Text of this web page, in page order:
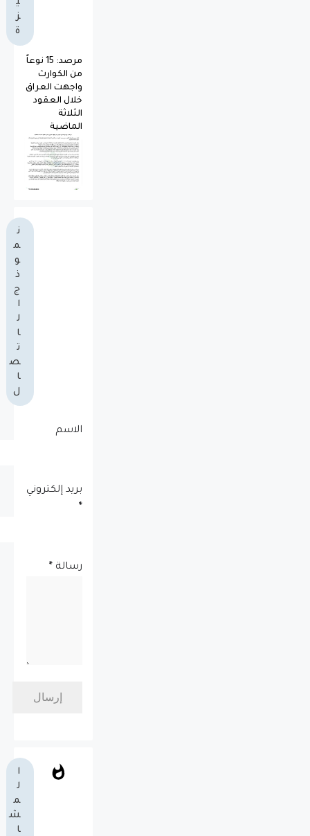
ي
ز
ة
مرصد: 15 نوعاً
من الكوارث
واجهت العراق
خلال العقود
الثلاثة
الماضية
ن
م
و
ذ
ج
ا
ل
ا
ت
ص
ا
ل
الاسم
بريد إلكتروني
*
رسالة *
ا
ل
م
ش
ا